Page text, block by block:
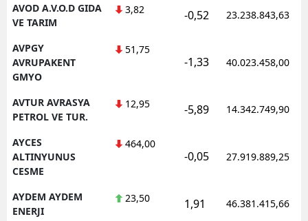
AVOD A.V.O.D GIDA
VE TARIM
3,82 -0,52 23.238.843,63
AVPGY
AVRUPAKENT
GMYO
51,75
-1,33 40.023.458,00
AVTUR AVRASYA
PETROL VE TUR.
12,95 -5,89 14.342.749,90
AYCES
ALTINYUNUS
CESME
464,00
-0,05 27.919.889,25
AYDEM AYDEM
ENERJI
23,50 1,91 46.381.415,66